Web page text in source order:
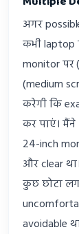
अगर
कभी laptop
monitor पर
(medium
करेगी कि
कर पाएं।
24-inch
और clear
कुछ छोटा लग
avoidable